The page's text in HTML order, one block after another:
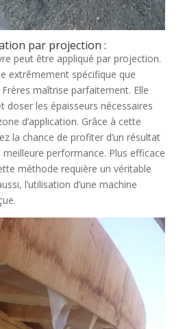
par projection :
peut être appliqué par projection.
extrêmement spécifique que
Frères maîtrise parfaitement. Elle
doser les épaisseurs nécessaires
d’application. Grâce à cette
la chance de profiter d’un résultat
performance. Plus efficace
méthode requière un véritable
l’utilisation d’une machine